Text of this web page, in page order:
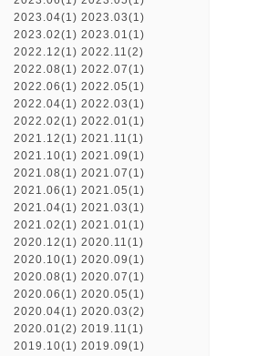
2023.04(1) 2023.03(1)
2023.02(1) 2023.01(1)
2022.12(1) 2022.11(2)
2022.08(1) 2022.07(1)
2022.06(1) 2022.05(1)
2022.04(1) 2022.03(1)
2022.02(1) 2022.01(1)
2021.12(1) 2021.11(1)
2021.10(1) 2021.09(1)
2021.08(1) 2021.07(1)
2021.06(1) 2021.05(1)
2021.04(1) 2021.03(1)
2021.02(1) 2021.01(1)
2020.12(1) 2020.11(1)
2020.10(1) 2020.09(1)
2020.08(1) 2020.07(1)
2020.06(1) 2020.05(1)
2020.04(1) 2020.03(2)
2020.01(2) 2019.11(1)
2019.10(1) 2019.09(1)